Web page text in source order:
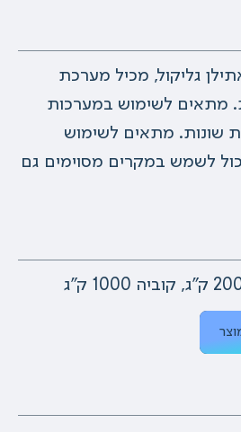
גליקול, מכיל מערכת
מתאים לשימוש במערכות
שונות. מתאים לשימוש
יכול לשמש במקרים מסוימים גם